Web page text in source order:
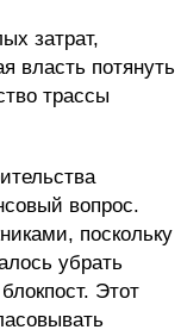
затрат,
власть потянуть
трассы
вопрос.
поскольку
убрать
Этот